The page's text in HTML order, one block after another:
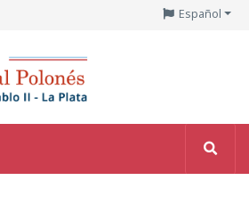
Español